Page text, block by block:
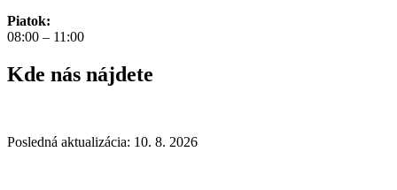
Piatok:
08:00 – 11:00
Kde nás nájdete
Posledná aktualizácia: 10. 8. 2026